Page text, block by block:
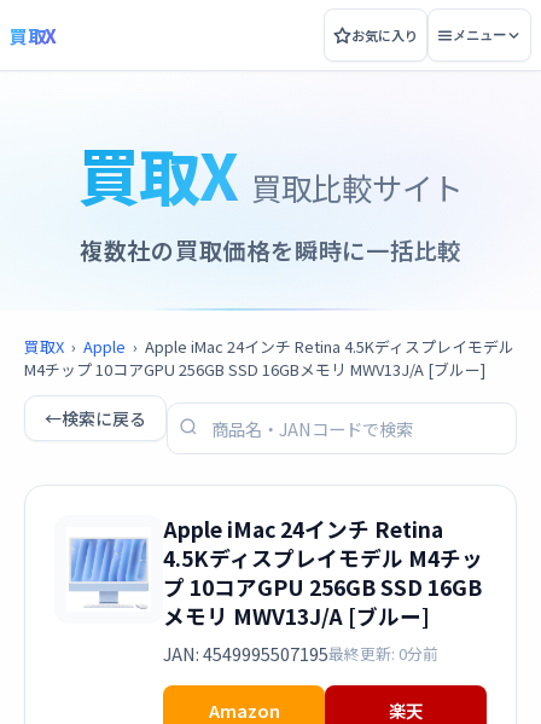
買取X お気に入り メニュー
買取X 買取比較サイト
複数社の買取価格を瞬時に一括比較
買取X › Apple › Apple iMac 24インチ Retina 4.5Kディスプレイモデル
M4チップ 10コアGPU 256GB SSD 16GBメモリ MWV13J/A [ブルー]
←検索に戻る
Apple iMac 24インチ Retina
4.5Kディスプレイモデル M4チッ
プ 10コアGPU 256GB SSD 16GB
メモリ MWV13J/A [ブルー]
JAN: 4549995507195最終更新: 0分前
Amazon
楽天